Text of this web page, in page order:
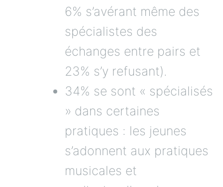
6% s’avérant même des
spécialistes des
échanges entre pairs et
23% s’y refusant).
34% se sont « spécialisés
» dans certaines
pratiques : les jeunes
s’adonnent aux pratiques
musicales et